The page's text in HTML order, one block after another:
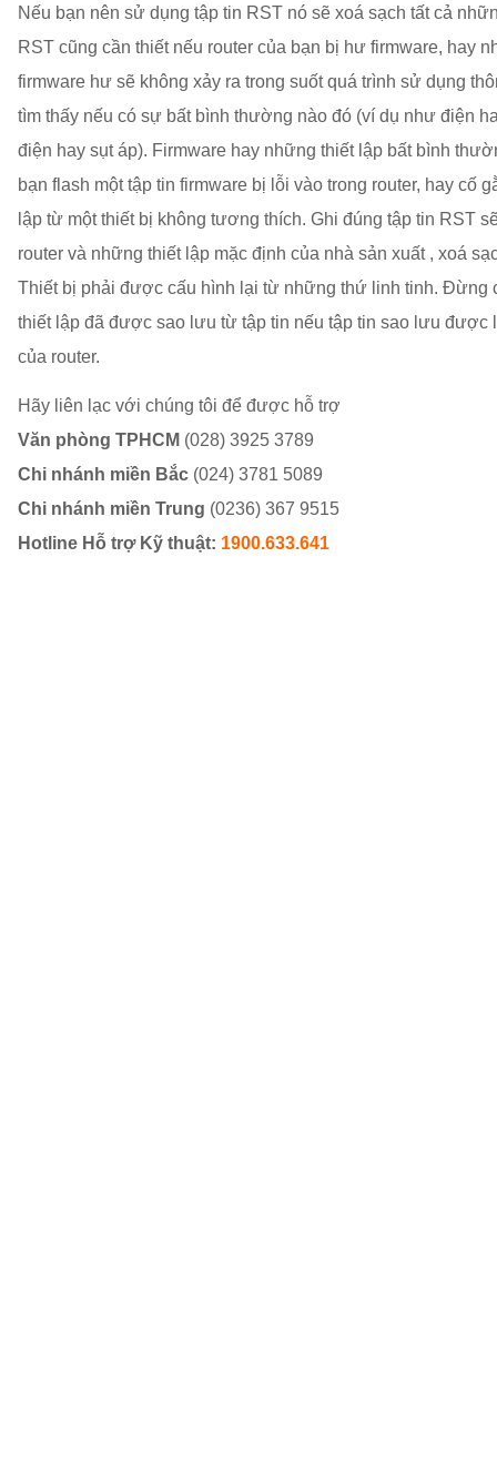
Nếu bạn nên sử dụng tập tin RST nó sẽ xoá sạch tất cả
RST cũng cần thiết nếu router của bạn bị hư firmware, hay
firmware hư sẽ không xảy ra trong suốt quá trình sử dụng
tìm thấy nếu có sự bất bình thường nào đó (ví dụ như điện
điện hay sụt áp). Firmware hay những thiết lập bất bình
bạn flash một tập tin firmware bị lỗi vào trong router, hay cố
lập từ một thiết bị không tương thích. Ghi đúng tập tin RST
router và những thiết lập mặc định của nhà sản xuất , xoá
Thiết bị phải được cấu hình lại từ những thứ linh tinh. Đừng
thiết lập đã được sao lưu từ tập tin nếu tập tin sao lưu được
của router.
Hãy liên lạc với chúng tôi để được hỗ trợ
Văn phòng TPHCM (028) 3925 3789
Chi nhánh miền Bắc (024) 3781 5089
Chi nhánh miền Trung (0236) 367 9515
Hotline Hỗ trợ Kỹ thuật: 1900.633.641